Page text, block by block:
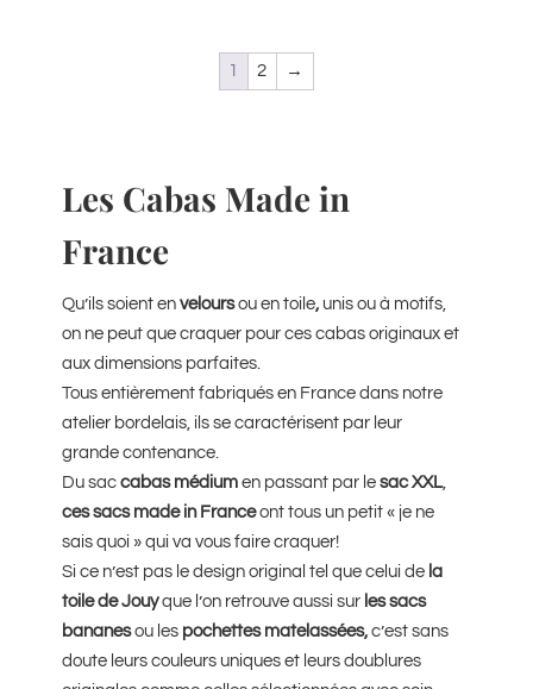
1 2 →
Les Cabas Made in
France
Qu’ils soient en velours ou en toile,unis ou à motifs,
on ne peut que craquer pour ces cabas originaux et
aux dimensions parfaites.
Tous entièrement fabriqués en France dans notre
atelier bordelais, ils se caractérisent par leur
grande contenance.
Du sac cabas médiumen passant par lesac XXL,
ces sacs made in France ont tous un petit « je ne
sais quoi » qui va vous faire craquer!
Si ce n’est pas le design original tel que celui de la
toile de Jouyque l’on retrouve aussi sur les sacs
bananes ou les pochettes matelassées,c’est sans
doute leurs couleurs uniques et leurs doublures